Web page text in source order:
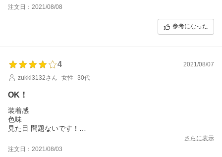
注文日：2021/08/08
参考になった
4
2021/08/07
zukki3132さん
女性 30代
OK！
装着感
色味
見た目 問題ないです！
さらに表示
注文日：2021/08/03